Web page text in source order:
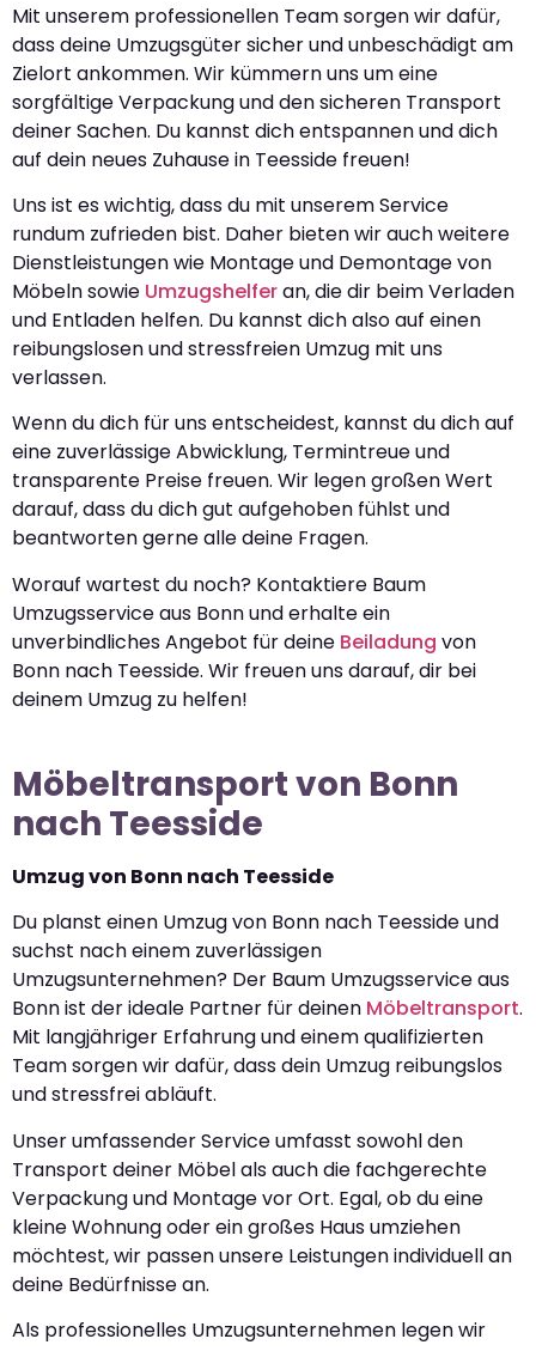
Mit unserem professionellen Team sorgen wir dafür,
dass deine Umzugsgüter sicher und unbeschädigt am
Zielort ankommen. Wir kümmern uns um eine
sorgfältige Verpackung und den sicheren Transport
deiner Sachen. Du kannst dich entspannen und dich
auf dein neues Zuhause in Teesside freuen!
Uns ist es wichtig, dass du mit unserem Service
rundum zufrieden bist. Daher bieten wir auch weitere
Dienstleistungen wie Montage und Demontage von
Möbeln sowie Umzugshelferan, die dir beim Verladen
und Entladen helfen. Du kannst dich also auf einen
reibungslosen und stressfreien Umzug mit uns
verlassen.
Wenn du dich für uns entscheidest, kannst du dich auf
eine zuverlässige Abwicklung, Termintreue und
transparente Preise freuen. Wir legen großen Wert
darauf, dass du dich gut aufgehoben fühlst und
beantworten gerne alle deine Fragen.
Worauf wartest du noch? Kontaktiere Baum
Umzugsservice aus Bonn und erhalte ein
unverbindliches Angebot für deine Beiladung von
Bonn nach Teesside. Wir freuen uns darauf, dir bei
deinem Umzug zu helfen!
Möbeltransport von Bonn
nach Teesside
Umzug von Bonn nach Teesside
Du planst einen Umzug von Bonn nach Teesside und
suchst nach einem zuverlässigen
Umzugsunternehmen? Der Baum Umzugsservice aus
Bonn ist der ideale Partner für deinen Möbeltransport.
Mit langjähriger Erfahrung und einem qualifizierten
Team sorgen wir dafür, dass dein Umzug reibungslos
und stressfrei abläuft.
Unser umfassender Service umfasst sowohl den
Transport deiner Möbel als auch die fachgerechte
Verpackung und Montage vor Ort. Egal, ob du eine
kleine Wohnung oder ein großes Haus umziehen
möchtest, wir passen unsere Leistungen individuell an
deine Bedürfnisse an.
Als professionelles Umzugsunternehmen legen wir